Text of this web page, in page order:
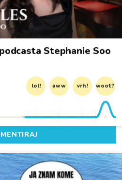
Stephanie Soo
lol! aww vrh! woot?!